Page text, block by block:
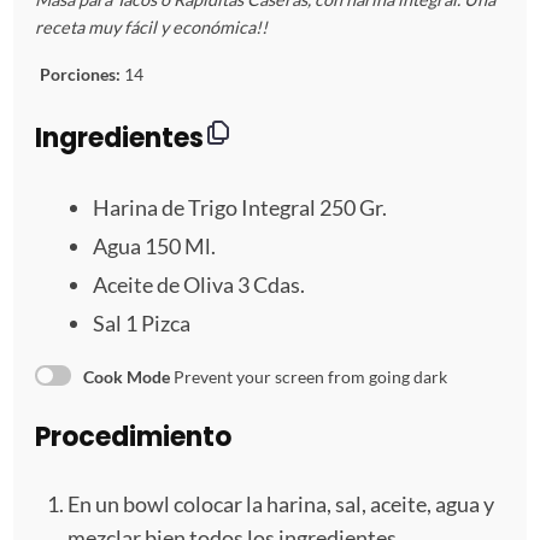
s
r
e
l
l
s
r
l
l
s
t
r
e
l
l
s
t
r
e
l
l
s
t
r
l
l
receta muy fácil y económica!!
Porciones: 14
Ingredientes
Harina de Trigo Integral 250 Gr.
Agua 150Ml.
Aceite de Oliva 3 Cdas.
Sal 1 Pizca
Cook Mode Prevent your screen from going dark
Procedimiento
En un bowl colocar la harina, sal, aceite, agua y